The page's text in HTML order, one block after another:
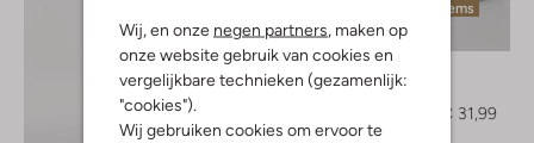
Wij, en onze negen partners, maken op
onze website gebruik van cookies en
vergelijkbare technieken (gezamenlijk:
"cookies").
Wij gebruiken cookies om ervoor te
Laatste items
-60%
Y.a.s.
Pantalon
€ 31,99